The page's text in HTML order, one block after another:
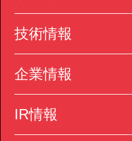
技術情報
企業情報
IR情報